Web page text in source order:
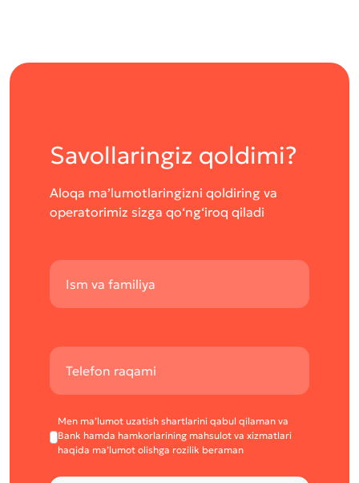
Savollaringiz qoldimi?
Aloqa ma’lumotlaringizni qoldiring va
operatorimiz sizga qo‘ng‘iroq qiladi
Men ma’lumot uzatish shartlarini qabul qilaman va
Bank hamda hamkorlarining mahsulot va xizmatlari
haqida ma’lumot olishga rozilik beraman